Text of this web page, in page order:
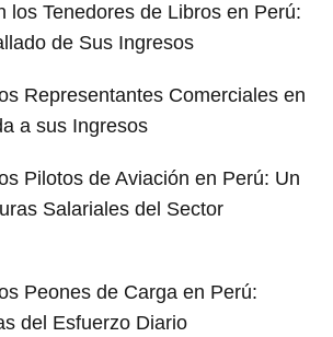
los Tenedores de Libros en Perú:
de Sus Ingresos
Representantes Comerciales en
a sus Ingresos
Pilotos de Aviación en Perú: Un
Salariales del Sector
Peones de Carga en Perú:
del Esfuerzo Diario